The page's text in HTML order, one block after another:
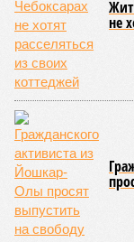
класса по керешу,
Параллельно с
по керешу,
юношеского
спорта. Такая
в подготовке юных
для
Керешу
уходящее корнями
проходит
лицом друг к